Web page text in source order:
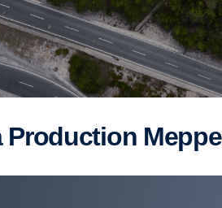
Production